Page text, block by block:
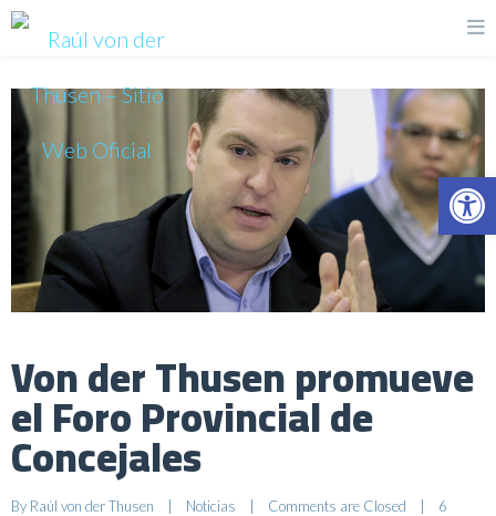
Von der Thusen promueve
el Foro Provincial de
Concejales
By Raúl von der Thusen | Noticias | Comments are Closed |
6